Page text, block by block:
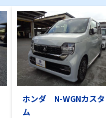
ホンダ N-WGNカスタ
ム